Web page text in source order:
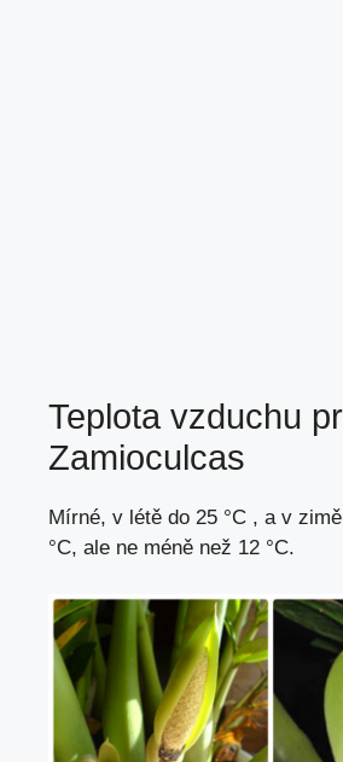
Teplota vzduchu
Zamioculcas
Mírné, v létě do 25 °C , a v
°C, ale ne méně než 12 °C.